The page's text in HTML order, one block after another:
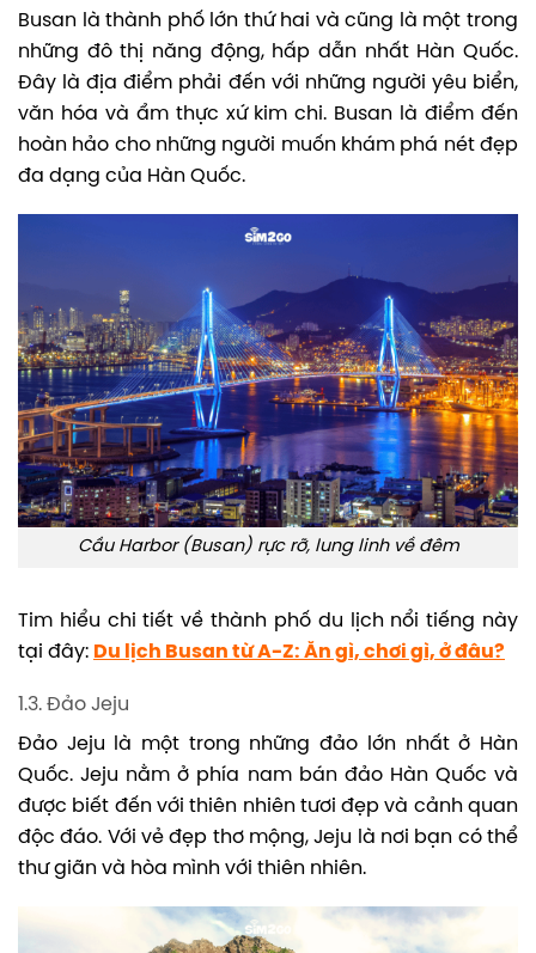
Busan là thành phố lớn thứ hai và cũng là một trong
những đô thị năng động, hấp dẫn nhất Hàn Quốc.
Đây là địa điểm phải đến với những người yêu biển,
văn hóa và ẩm thực xứ kim chi. Busan là điểm đến
hoàn hảo cho những người muốn khám phá nét đẹp
đa dạng của Hàn Quốc.
Cầu Harbor (Busan) rực rỡ, lung linh về đêm
Tim hiểu chi tiết về thành phố du lịch nổi tiếng này
tại đây: Du lịch Busan từ A-Z: Ăn gì, chơi gì, ở đâu?
1.3. Đảo Jeju
Đảo Jeju là một trong những đảo lớn nhất ở Hàn
Quốc. Jeju nằm ở phía nam bán đảo Hàn Quốc và
được biết đến với thiên nhiên tươi đẹp và cảnh quan
độc đáo. Với vẻ đẹp thơ mộng, Jeju là nơi bạn có thể
thư giãn và hòa mình với thiên nhiên.